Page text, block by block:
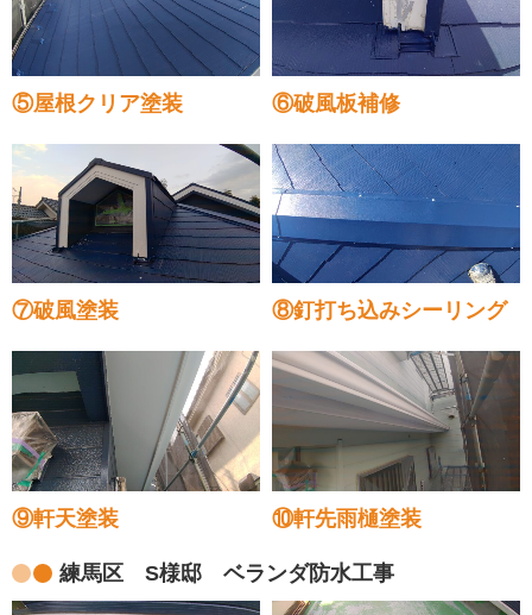
⑤屋根クリア塗装 ⑥破風板補修
⑦破風塗装 ⑧釘打ち込みシーリング
⑨軒天塗装 ⑩軒先雨樋塗装
練馬区 S様邸 ベランダ防水工事